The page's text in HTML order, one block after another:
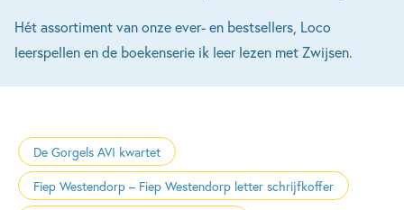
Hét assortiment van onze ever- en bestsellers, Loco
leerspellen en de boekenserie ik leer lezen met Zwijsen.
De Gorgels AVI kwartet
Fiep Westendorp – Fiep Westendorp letter schrijfkoffer